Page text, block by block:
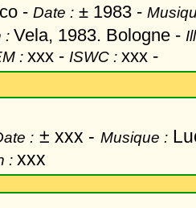
- Date : ± 1983 -
: Vela, 1983. Bologne -
: xxx - ISWC : xxx -
: ± xxx - Musique :
: xxx